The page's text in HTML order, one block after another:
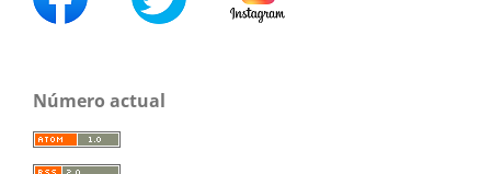
Número actual